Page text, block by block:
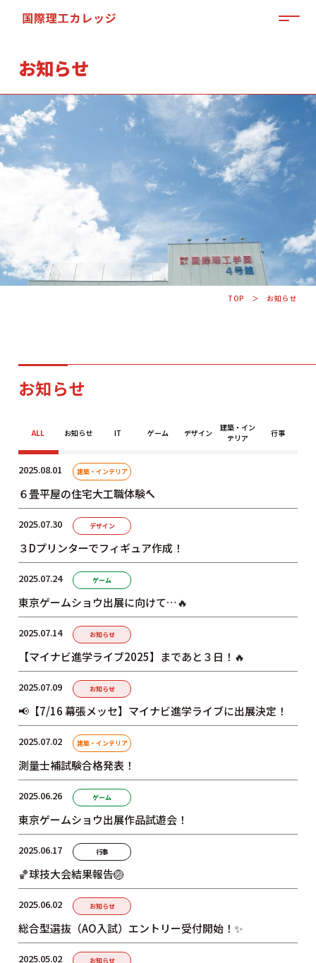
「来て」「見て」「体験」しよう
OPEN CAMPUS
学科・コース
学校案内
入学案内
就職サポート
オープンキャンパス
よくあるご質問
アクセス
教員募集
WEBエントリー・
WEB出願
プライバシーポリシー
お問い合わせ
〒263-0025 千葉市稲毛区穴川町386
Tel . 043-307-1819 / Fax . 043-307-6070
お知らせ
TOP お知らせ
お知らせ
ALL お知らせ IT ゲーム デザイン
建築・イン
テリア
行事
2025.08.01 建築・インテリア
６畳平屋の住宅大工職体験🔨
2025.07.30 デザイン
３Dプリンターでフィギュア作成！
2025.07.24 ゲーム
東京ゲームショウ出展に向けて…🔥
2025.07.14 お知らせ
【マイナビ進学ライブ2025】まであと３日！🔥
2025.07.09 お知らせ
📢【7/16 幕張メッセ】マイナビ進学ライブに出展決定！
2025.07.02 建築・インテリア
測量士補試験合格発表！
2025.06.26 ゲーム
東京ゲームショウ出展作品試遊会！
2025.06.17 行事
🏀球技大会結果報告🏐
2025.06.02 お知らせ
総合型選抜（AO入試）エントリー受付開始！✨
2025.05.02 お知らせ